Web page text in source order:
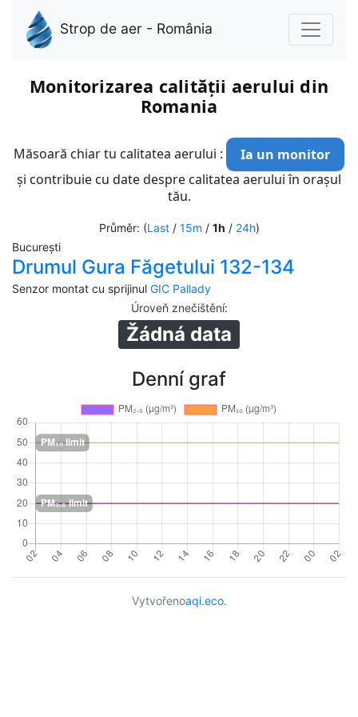
Strop de aer - România
Monitorizarea calității aerului din
Romania
Măsoară chiar tu calitatea aerului :
Ia un monitor
și contribuie cu date despre calitatea aerului în orașul
tău.
Průměr: (Last/ 15m / 1h / 24h)
București
Drumul Gura Făgetului 132-134
Senzor montat cu sprijinul GIC Pallady
Úroveň znečištění:
Žádná data
Denní graf
Vytvořenoaqi.eco.